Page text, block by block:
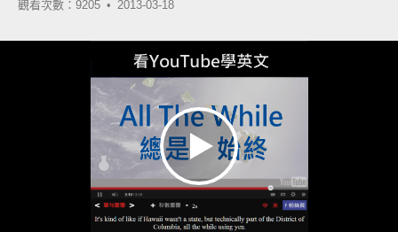
觀看次數：9205 • 2013-03-18